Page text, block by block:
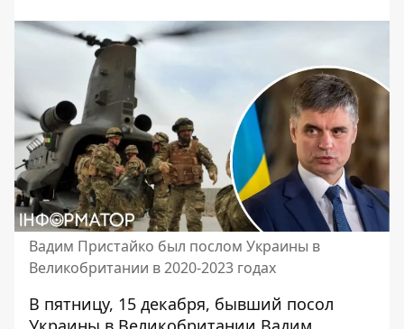
Вадим Пристайко был послом Украины в
Великобритании в 2020-2023 годах
В пятницу, 15 декабря, бывший посол